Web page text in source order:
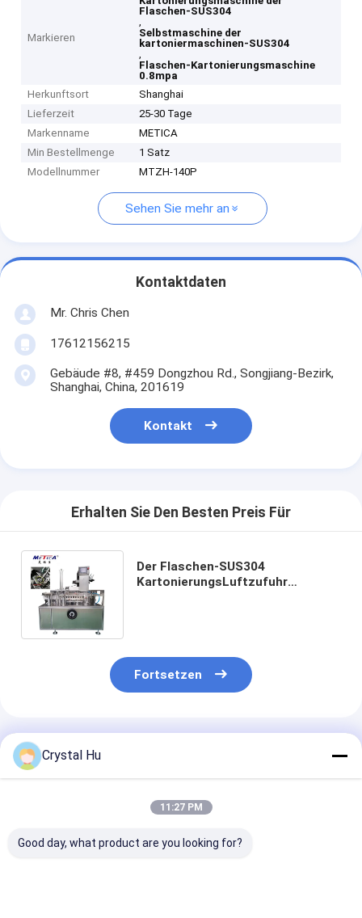
Markieren
Flaschen-SUS304
,
Selbstmaschine der
kartoniermaschinen-SUS304
,
Flaschen-Kartonierungsmaschine
0.8mpa
Herkunftsort
Shanghai
Lieferzeit
25-30 Tage
Markenname
METICA
Min Bestellmenge
1 Satz
Modellnummer
MTZH-140P
Sehen Sie mehr an
Kontaktdaten
Mr. Chris Chen
17612156215
Gebäude #8, #459 Dongzhou Rd., Songjiang-Bezirk,
Shanghai, China, 201619
Kontakt
Erhalten Sie Den Besten Preis Für
Der Flaschen-SUS304
KartonierungsLuftzufuhr
Fortsetzen
Empfohlene Produkte
Crystal Hu
11:27 PM
Good day, what product are you looking for?